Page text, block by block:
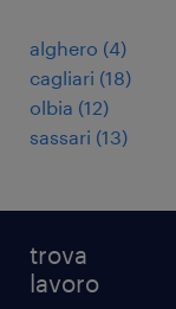
alghero (4)
cagliari (18)
olbia (12)
sassari (13)
trova
lavoro